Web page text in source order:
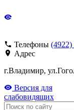
Телефоны (4922)
Адрес
г.Владимир,
Версия для
слабовидящих
Поиск